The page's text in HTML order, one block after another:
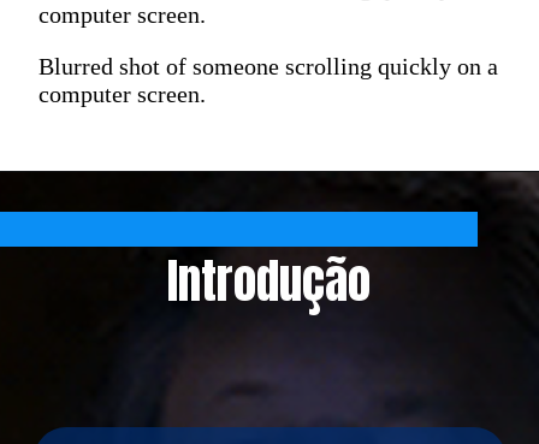
computer screen.
Blurred shot of someone scrolling quickly on a
computer screen.
Introdução